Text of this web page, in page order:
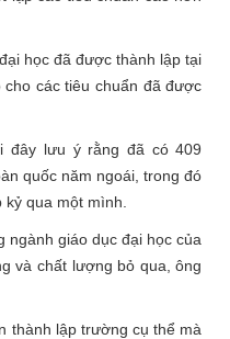
học đã được thành lập tại
các tiêu chuẩn đã được
đây lưu ý rằng đã có 409
quốc năm ngoái, trong đó
qua một mình.
ngành giáo dục đại học của
và chất lượng bỏ qua, ông
thành lập trường cụ thể mà